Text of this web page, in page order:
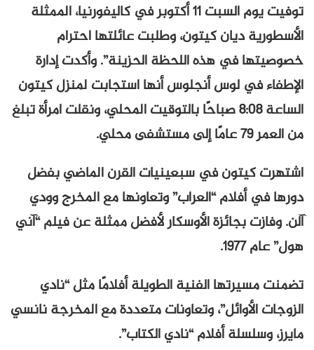
توفيت يوم السبت 11 أكتوبر في كاليفورنيا، الممثلة
الأسطورية ديان كيتون، وطلبت عائلتها احترام
خصوصيتها في هذه اللحظة الحزينة”. وأكدت إدارة
الإطفاء في لوس أنجلوس أنها استجابت لمنزل كيتون
الساعة 8:08 صباحًا بالتوقيت المحلي، ونقلت امرأة تبلغ
من العمر 79 عامًا إلى مستشفى محلي.
اشتهرت كيتون في سبعينيات القرن الماضي بفضل
دورها في أفلام “العراب” وتعاونها مع المخرج وودي
آلن. وفازت بجائزة الأوسكار لأفضل ممثلة عن فيلم “آني
هول” عام 1977.
تضمنت مسيرتها الفنية الطويلة أفلامًا مثل “نادي
الزوجات الأوائل”، وتعاونات متعددة مع المخرجة نانسي
مايرز، وسلسلة أفلام “نادي الكتاب”.